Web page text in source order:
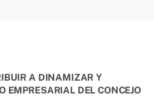
A DINAMIZAR Y
EMPRESARIAL DEL CONCEJO